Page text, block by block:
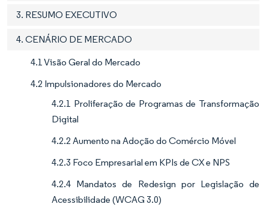
3. RESUMO EXECUTIVO
4. CENÁRIO DE MERCADO
4.1 Visão Geral do Mercado
4.2 Impulsionadores do Mercado
4.2.1 Proliferação de Programas de Transformação
Digital
4.2.2 Aumento na Adoção do Comércio Móvel
4.2.3 Foco Empresarial em KPIs de CX e NPS
4.2.4 Mandatos de Redesign por Legislação de
Acessibilidade (WCAG 3.0)